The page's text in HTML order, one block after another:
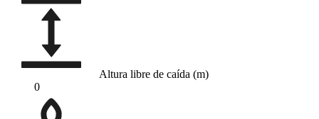
Altura libre de caída (m)
0